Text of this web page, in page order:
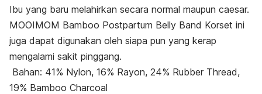
Ibu yang baru melahirkan secara normal maupun caesar.
MOOIMOM Bamboo Postpartum Belly Band Korset ini
juga dapat digunakan oleh siapa pun yang kerap
mengalami sakit pinggang.
Bahan: 41% Nylon, 16% Rayon, 24% Rubber Thread,
19% Bamboo Charcoal